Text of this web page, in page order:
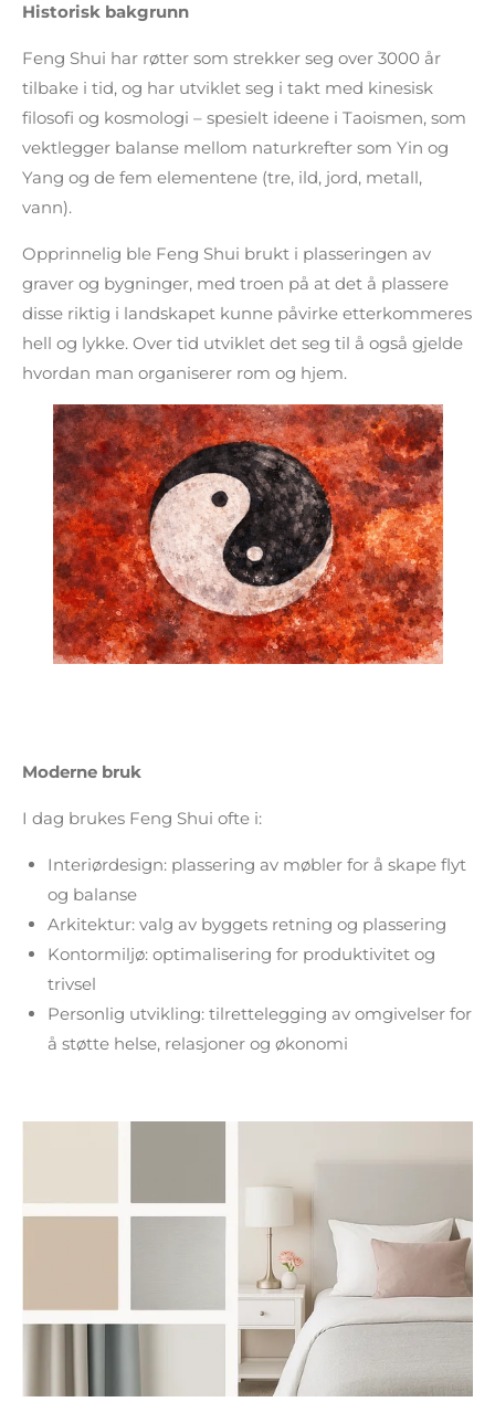
Historisk bakgrunn
Feng Shui har røtter som strekker seg over 3000 år
tilbake i tid, og har utviklet seg i takt med kinesisk
filosofi og kosmologi – spesielt ideene i Taoismen, som
vektlegger balanse mellom naturkrefter som Yin og
Yang og de fem elementene (tre, ild, jord, metall,
vann).
Opprinnelig ble Feng Shui brukt i plasseringen av
graver og bygninger, med troen på at det å plassere
disse riktig i landskapet kunne påvirke etterkommeres
hell og lykke. Over tid utviklet det seg til å også gjelde
hvordan man organiserer rom og hjem.
Moderne bruk
I dag brukes Feng Shui ofte i:
Interiørdesign: plassering av møbler for å skape flyt
og balanse
Arkitektur: valg av byggets retning og plassering
Kontormiljø: optimalisering for produktivitet og
trivsel
Personlig utvikling: tilrettelegging av omgivelser for
å støtte helse, relasjoner og økonomi